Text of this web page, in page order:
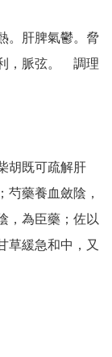
。肝脾氣鬱。脅
，脈弦。　調理
胡既可疏解肝
芍藥養血斂陰，
，為臣藥；佐以
草緩急和中，又